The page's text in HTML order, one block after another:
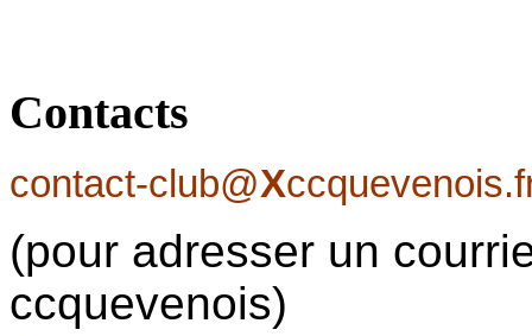
Contacts
contact-club@X
(pour adresser un
ccquevenois)